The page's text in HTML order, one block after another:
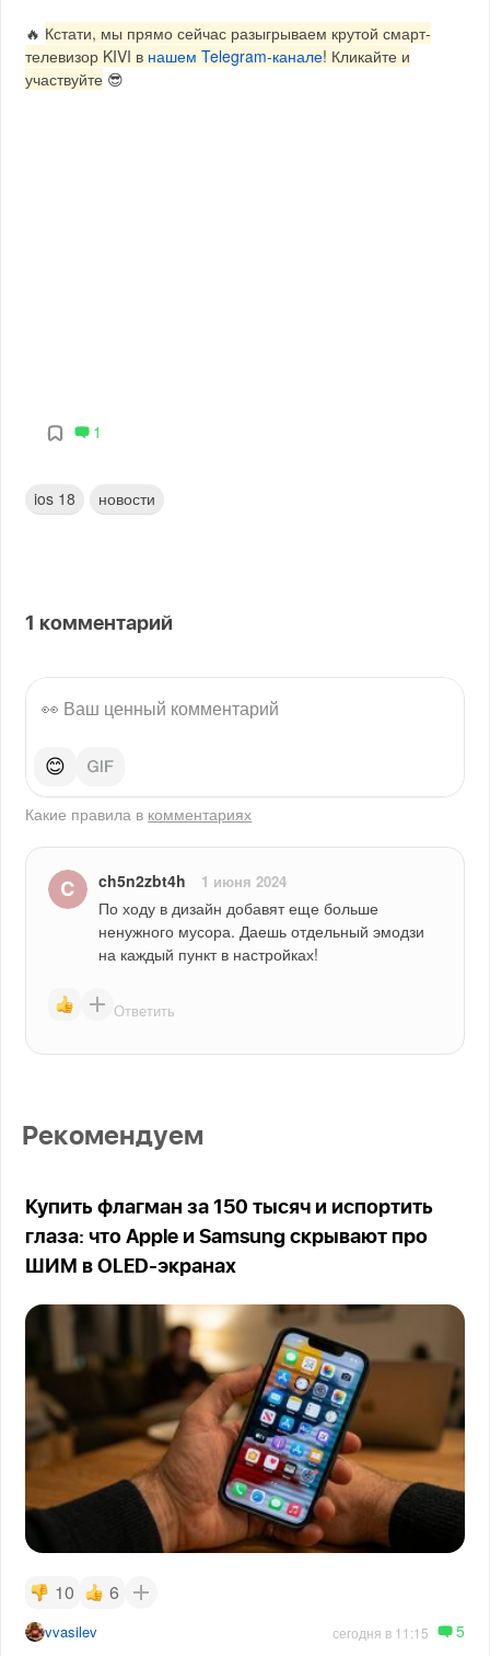
🔥 Кстати, мы прямо сейчас разыгрываем крутой смарт-
телевизор KIVI в нашем Telegram-канале! Кликайте и
участвуйте 😎
1
ios 18 новости
1 комментарий
😊
Какие правила в комментариях
ch5n2zbt4h 1 июня 2024
По ходу в дизайн добавят еще больше
ненужного мусора. Даешь отдельный эмодзи
на каждый пункт в настройках!
Ответить
Рекомендуем
Купить флагман за 150 тысяч и испортить
глаза: что Apple и Samsung скрывают про
ШИМ в OLED-экранах
10 6
vvasilev сегодня в 11:15 5